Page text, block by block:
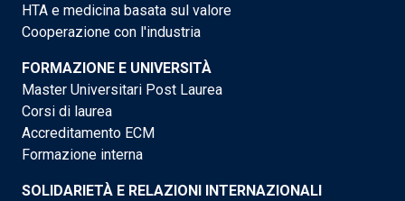
HTA e medicina basata sul valore
Cooperazione con l'industria
FORMAZIONE E UNIVERSITÀ
Master Universitari Post Laurea
Corsi di laurea
Accreditamento ECM
Formazione interna
SOLIDARIETÀ E RELAZIONI INTERNAZIONALI